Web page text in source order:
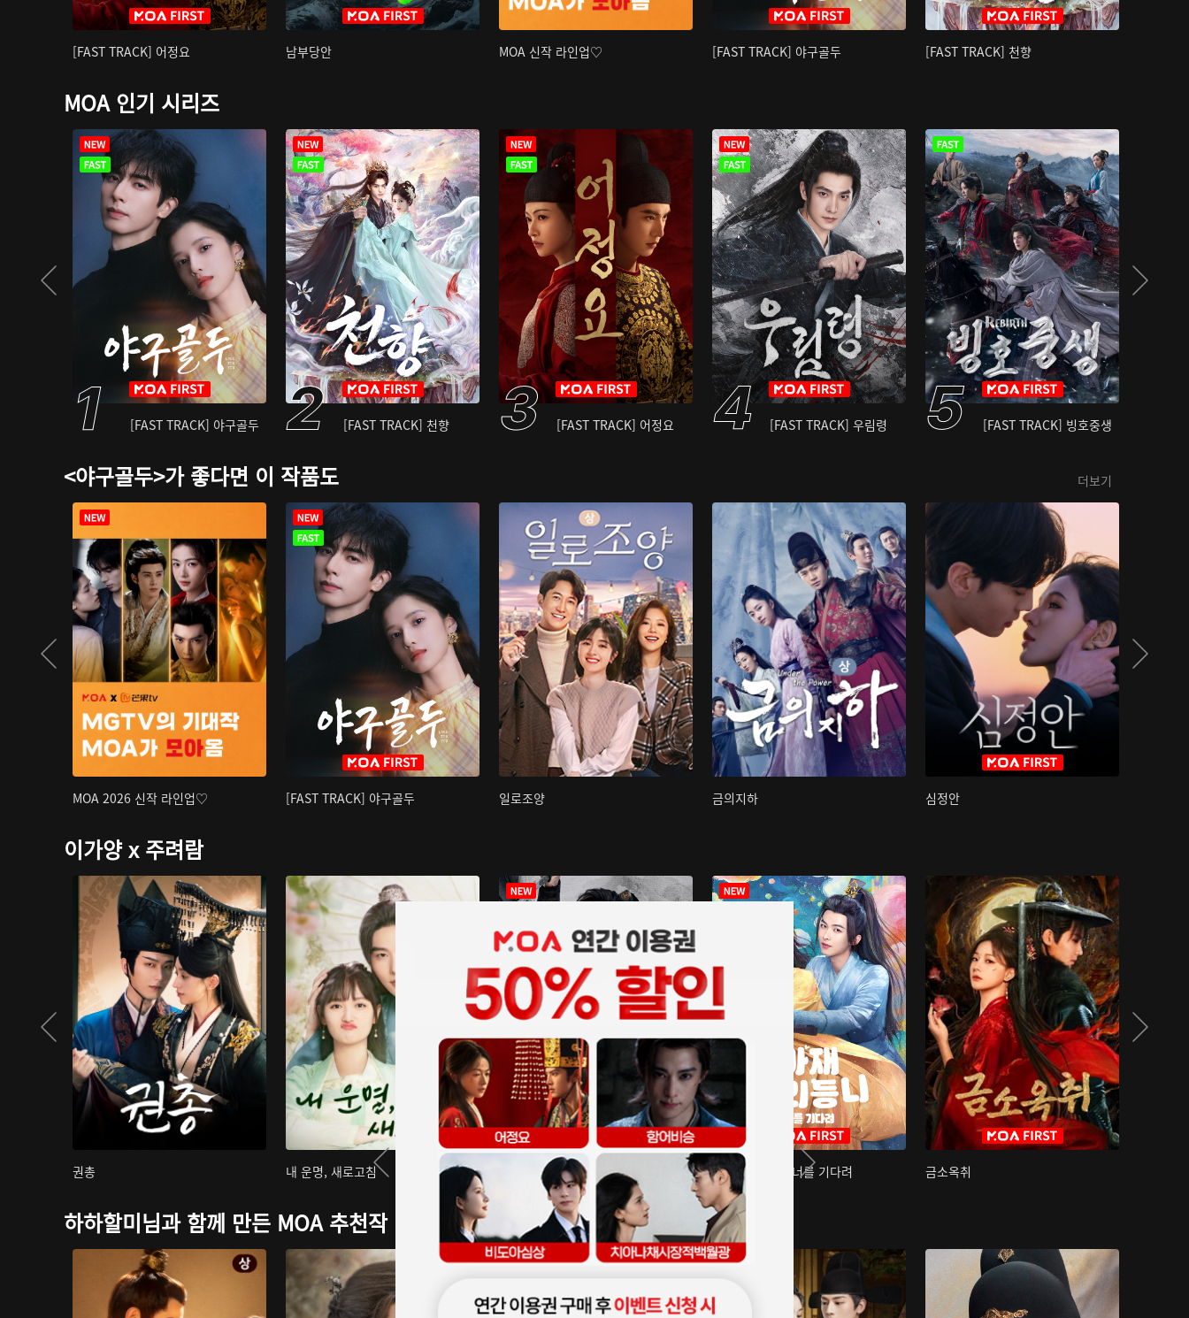
[FAST TRACK] 어정요 남부당안 MOA 신작 라인업♡ [FAST TRACK] 야구골두 [FAST TRACK] 천향
MOA 인기 시리즈
[FAST TRACK] 야구골두 [FAST TRACK] 천향 [FAST TRACK] 어정요 [FAST TRACK] 우림령 [FAST TRACK] 빙호중생
<야구골두>가 좋다면 이 작품도 더보기
MOA 2026 신작 라인업♡ [FAST TRACK] 야구골두 일로조양 금의지하 심정안
이가양 x 주려람
권총 내 운명, 새로고침 아재저리등니 : 너를 기다려 금소옥취
하하할미님과 함께 만든 MOA 추천작